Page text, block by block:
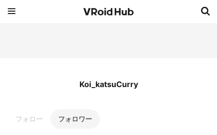
Koi_katsuCurry
フォロー フォロワー